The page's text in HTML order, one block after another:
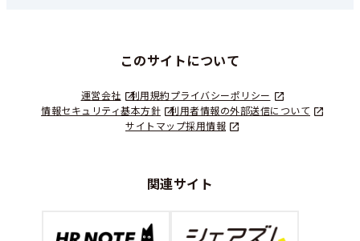
このサイトについて
運営会社 利用規約プライバシーポリシー
情報セキュリティ基本方針
利用者情報の外部送信について
サイトマップ採用情報
関連サイト